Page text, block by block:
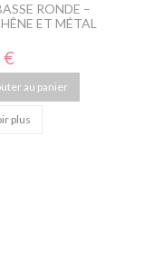
RONDE –
ET MÉTAL
€
au panier
plus